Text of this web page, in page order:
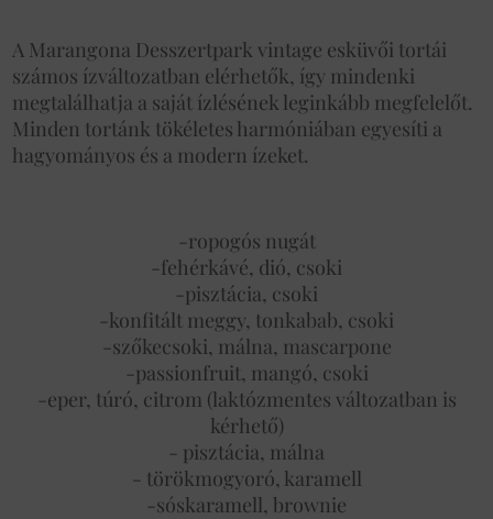
A Marangona Desszertpark vintage esküvői tortái
számos ízváltozatban elérhetők, így mindenki
megtalálhatja a saját ízlésének leginkább megfelelőt.
Minden tortánk tökéletes harmóniában egyesíti a
hagyományos és a modern ízeket.
-ropogós nugát
-fehérkávé, dió, csoki
-pisztácia, csoki
-konfitált meggy, tonkabab, csoki
-szőkecsoki, málna, mascarpone
-passionfruit, mangó, csoki
-eper, túró, citrom (laktózmentes változatban is
kérhető)
- pisztácia, málna
- törökmogyoró, karamell
-sóskaramell, brownie